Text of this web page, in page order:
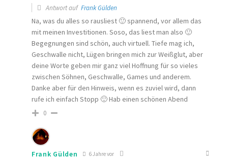
Antwort auf Frank Gülden
Na, was du alles so rausliest 🙂 spannend, vor allem das
mit meinen Investitionen. Soso, das liest man also 🙂
Begegnungen sind schön, auch virtuell. Tiefe mag ich,
Geschwalle nicht, Lügen bringen mich zur Weißglut, aber
deine Worte geben mir ganz viel Hoffnung für so vieles
zwischen Söhnen, Geschwalle, Games und anderem.
Danke aber für den Hinweis, wenn es zuviel wird, dann
rufe ich einfach Stopp 🙂 Hab einen schönen Abend
0
Frank Gülden 6 Jahre vor